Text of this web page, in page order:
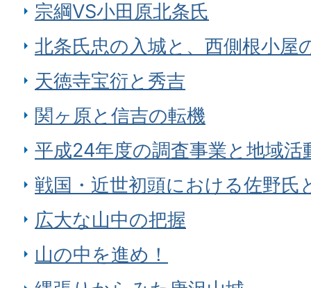
宗綱VS小田原北条氏
北条氏忠の入城と、西側根小屋
天徳寺宝衍と秀吉
関ヶ原と信吉の転機
平成24年度の調査事業と地域活
戦国・近世初頭における佐野氏
広大な山中の把握
山の中を進め！